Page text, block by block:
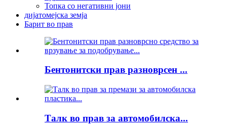
Топка со негативни јони
дијатомејска земја
Барит во прав
Бентонитски прав разноврсен ...
Талк во прав за автомобилска...